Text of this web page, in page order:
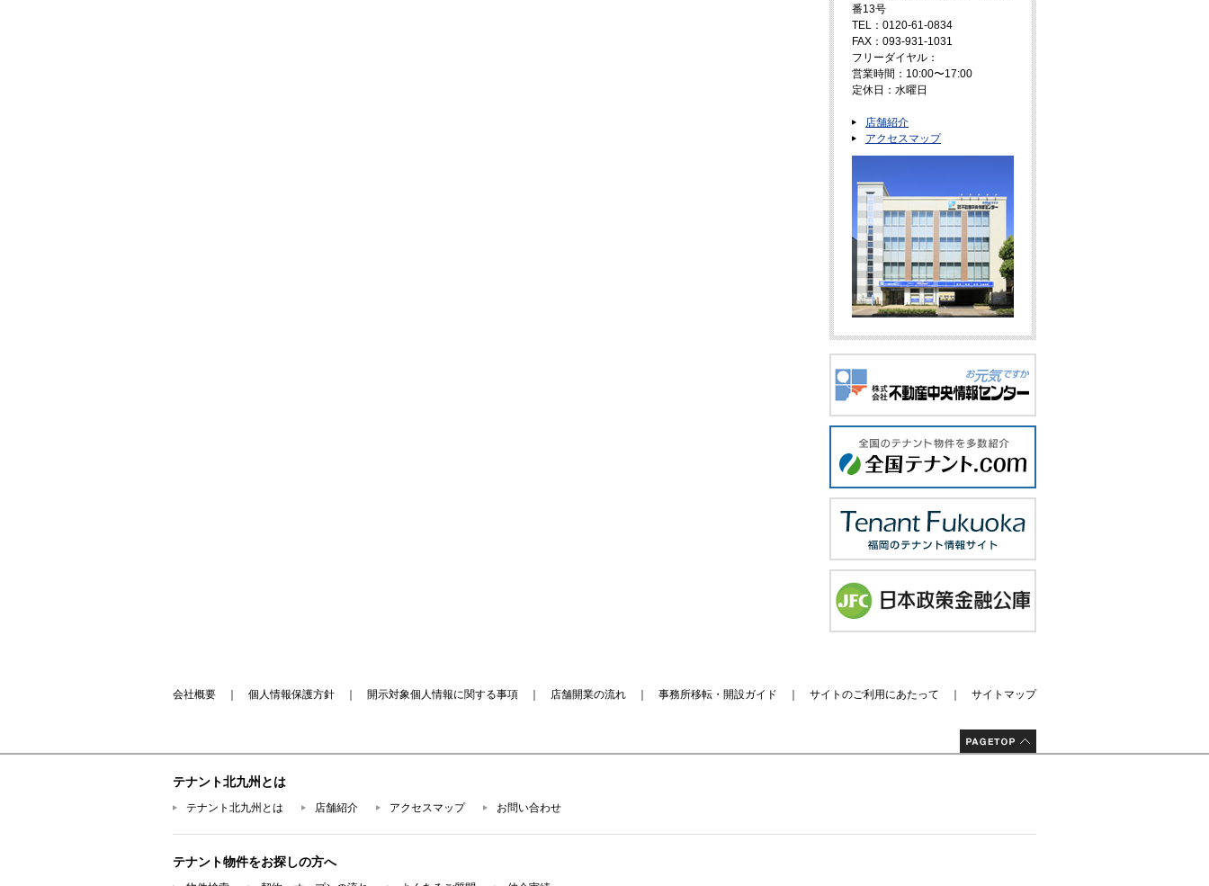
番13号
TEL：0120-61-0834
FAX：093-931-1031
フリーダイヤル：
営業時間：10:00〜17:00
定休日：水曜日
店舗紹介
アクセスマップ
会社概要 個人情報保護方針 開示対象個人情報に関する事項 店舗開業の流れ 事務所移転・開設ガイド サイトのご利用にあたって サイトマップ
テナント北九州とは
テナント北九州とは 店舗紹介 アクセスマップ お問い合わせ
テナント物件をお探しの方へ